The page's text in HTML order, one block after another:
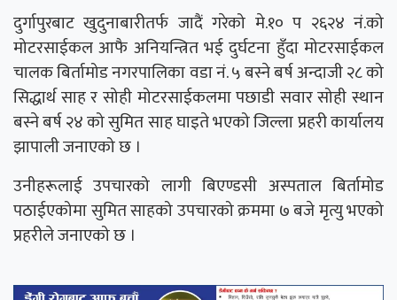
दुर्गापुरबाट खुदुनाबारीतर्फ जादैं गरेको मे.१० प २६२४ नं.को
मोटरसाईकल आफै अनियन्त्रित भई दुर्घटना हुँदा मोटरसाईकल
चालक बिर्तामोड नगरपालिका वडा नं. ५ बस्ने बर्ष अन्दाजी २८ को
सिद्धार्थ साह र सोही मोटरसाईकलमा पछाडी सवार सोही स्थान
बस्ने बर्ष २४ को सुमित साह घाइते भएको जिल्ला प्रहरी कार्यालय
झापाली जनाएको छ ।
उनीहरूलाई उपचारको लागी बिएण्डसी अस्पताल बिर्तामोड
पठाईएकोमा सुमित साहको उपचारको क्रममा ७ बजे मृत्यु भएको
प्रहरीले जनाएको छ ।